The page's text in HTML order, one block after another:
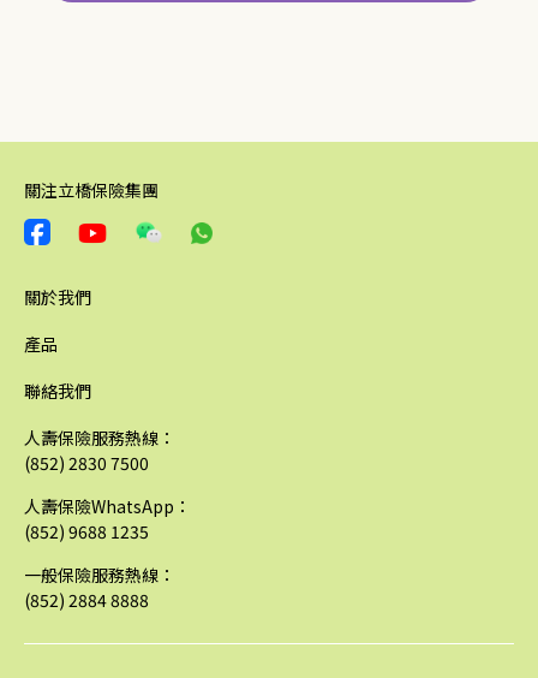
關注立橋保險集團
關於我們
產品
聯絡我們
人壽保險服務熱線：
(852) 2830 7500
人壽保險WhatsApp：
(852) 9688 1235
一般保險服務熱線：
(852) 2884 8888